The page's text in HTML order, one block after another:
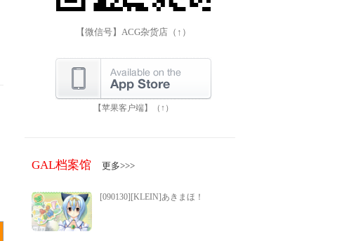
【微信号】ACG杂货店（↑）
【苹果客户端】（↑）
GAL档案馆 更多>>>
[090130][KLEIN]あきまほ！